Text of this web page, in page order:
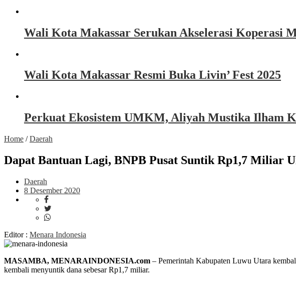
Wali Kota Makassar Serukan Akselerasi Koperasi
Wali Kota Makassar Resmi Buka Livin’ Fest 2025
Perkuat Ekosistem UMKM, Aliyah Mustika Ilham
Home /Daerah
Dapat Bantuan Lagi, BNPB Pusat Suntik Rp1,7 Miliar
Daerah
8 Desember 2020
Editor : Menara Indonesia
MASAMBA, MENARAINDONESIA.com – Pemerintah Kabupaten Luwu Utara
kembali menyuntik dana sebesar Rp1,7 miliar.